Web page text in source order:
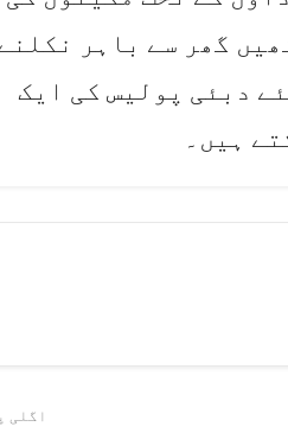
گھر سے باہر
دبئی پولیس کی ایک
ہیں۔
اگلی